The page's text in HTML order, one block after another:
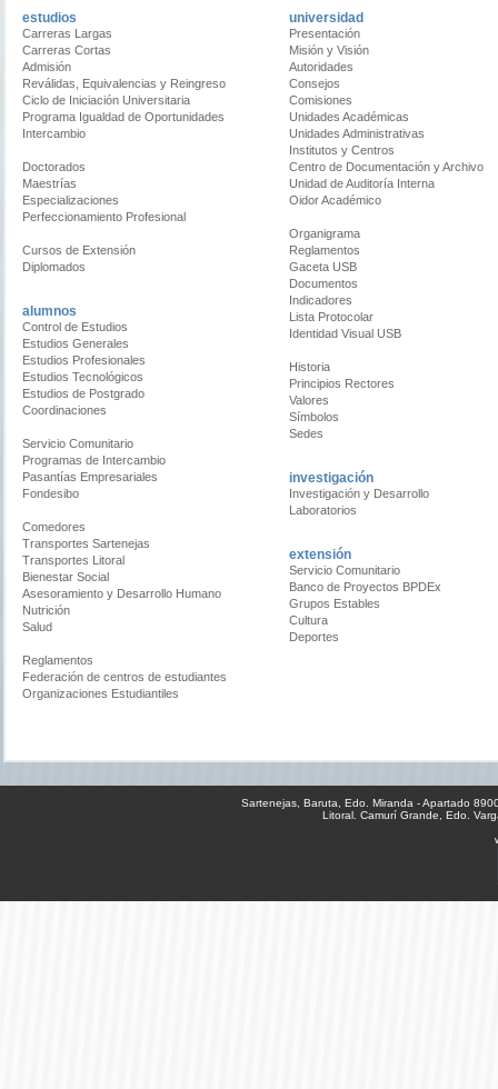
universidad
Presentación
Misión y Visión
Autoridades
Consejos
Comisiones
Unidades Académicas
Unidades Administrativas
Institutos y Centros
Centro de Documentación y Archivo
Unidad de Auditoría Interna
Oidor Académico
Organigrama
Reglamentos
Gaceta USB
Documentos
Indicadores
Lista Protocolar
Identidad Visual USB
Historia
Principios Rectores
Valores
Símbolos
Sedes
investigación
Investigación y Desarrollo
Laboratorios
extensión
Servicio Comunitario
Banco de Proyectos BPDEx
Grupos Estables
Cultura
Deportes
estudios
Carreras Largas
Carreras Cortas
Admisión
Reválidas, Equivalencias y Reingreso
Ciclo de Iniciación Universitaria
Programa Igualdad de Oportunidades
Intercambio
Doctorados
Maestrías
Especializaciones
Perfeccionamiento Profesional
Cursos de Extensión
Diplomados
alumnos
Control de Estudios
Estudios Generales
Estudios Profesionales
Estudios Tecnológicos
Estudios de Postgrado
Coordinaciones
Servicio Comunitario
Programas de Intercambio
Pasantías Empresariales
Fondesibo
Comedores
Transportes Sartenejas
Transportes Litoral
Bienestar Social
Asesoramiento y Desarrollo Humano
Nutrición
Salud
Reglamentos
Federación de centros de estudiantes
Organizaciones Estudiantiles
Sartenejas, Baruta, Edo. Miranda - Apartado
Litoral. Camurí Grande, Edo.